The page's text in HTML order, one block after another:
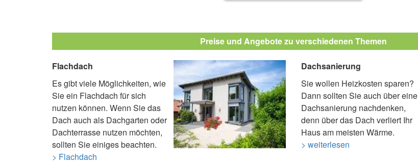
Preise und Angebote zu verschiedenen Themen
Flachdach
Es gibt viele Möglichkeiten, wie
Sie ein Flachdach für sich
nutzen können. Wenn Sie das
Dach auch als Dachgarten oder
Dachterrasse nutzen möchten,
sollten Sie einiges beachten.
> Flachdach
Dachsanierung
Sie wollen Heizkosten sparen?
Dann sollten Sie auch über eine
Dachsanierung nachdenken,
denn über das Dach verliert Ihr
Haus am meisten Wärme.
> weiterlesen